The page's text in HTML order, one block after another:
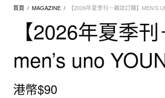
首頁 / MAGAZINE / 【2026年夏季刊－雜誌訂購】MEN’S
【2026年夏季
men’s uno
港幣$90